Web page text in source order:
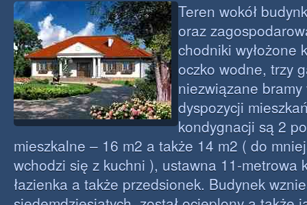
Teren wokół
oraz
chodniki wyłożone
oczko wodne, trzy
niezwiązane
dyspozycji
kondygnacji są 2
mieszkalne – 16 m2 a także 14 m2 ( do
wchodzi się z kuchni ), ustawna 11-metrowa
łazienka a także przedsionek. Budynek